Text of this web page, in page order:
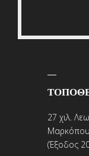
27 χιλ.
(Έξοδος